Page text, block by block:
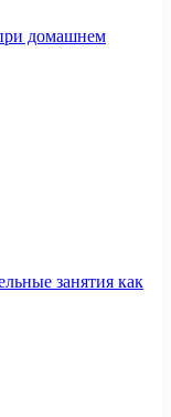
домашнем
занятия как